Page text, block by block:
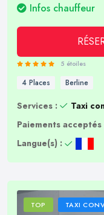
Infos chauffeur
5 étoiles
4 Places Berline
Services :
Taxi
Paiements acceptés
Langue(s) :
TOP TAXI